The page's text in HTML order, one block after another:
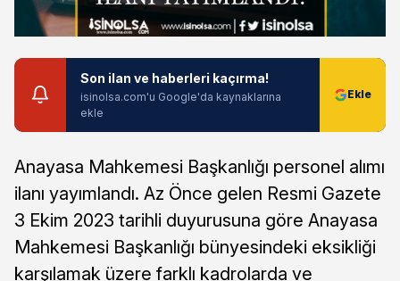
Son ilan ve haberleri kaçırma!
isinolsa.com'u Google'da kaynaklarına
ekle
Anayasa Mahkemesi Başkanlığı personel alımı
ilanı yayımlandı. Az Önce gelen Resmi Gazete
3 Ekim 2023 tarihli duyurusuna göre Anayasa
Mahkemesi Başkanlığı bünyesindeki eksikliği
karşılamak üzere farklı kadrolarda ve